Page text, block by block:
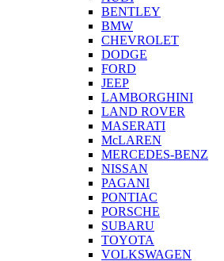
BENTLEY
BMW
CHEVROLET
DODGE
FORD
JEEP
LAMBORGHINI
LAND ROVER
MASERATI
McLAREN
MERCEDES-BENZ
NISSAN
PAGANI
PONTIAC
PORSCHE
SUBARU
TOYOTA
VOLKSWAGEN